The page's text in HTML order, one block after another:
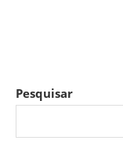
Pesquisar